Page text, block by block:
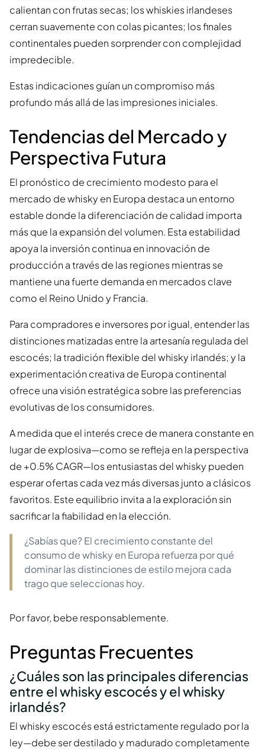
calientan con frutas secas; los whiskies irlandeses
cerran suavemente con colas picantes; los finales
continentales pueden sorprender con complejidad
impredecible.
Estas indicaciones guían un compromiso más
profundo más allá de las impresiones iniciales.
Tendencias del Mercado y
Perspectiva Futura
El pronóstico de crecimiento modesto para el
mercado de whisky en Europa destaca un entorno
estable donde la diferenciación de calidad importa
más que la expansión del volumen. Esta estabilidad
apoya la inversión continua en innovación de
producción a través de las regiones mientras se
mantiene una fuerte demanda en mercados clave
como el Reino Unido y Francia.
Para compradores e inversores por igual, entender las
distinciones matizadas entre la artesanía regulada del
escocés; la tradición flexible del whisky irlandés; y la
experimentación creativa de Europa continental
ofrece una visión estratégica sobre las preferencias
evolutivas de los consumidores.
A medida que el interés crece de manera constante en
lugar de explosiva—como se refleja en la perspectiva
de +0.5% CAGR—los entusiastas del whisky pueden
esperar ofertas cada vez más diversas junto a clásicos
favoritos. Este equilibrio invita a la exploración sin
sacrificar la fiabilidad en la elección.
¿Sabías que? El crecimiento constante del
consumo de whisky en Europa refuerza por qué
dominar las distinciones de estilo mejora cada
trago que seleccionas hoy.
Por favor, bebe responsablemente.
Preguntas Frecuentes
¿Cuáles son las principales diferencias
entre el whisky escocés y el whisky
irlandés?
El whisky escocés está estrictamente regulado por la
ley—debe ser destilado y madurado completamente